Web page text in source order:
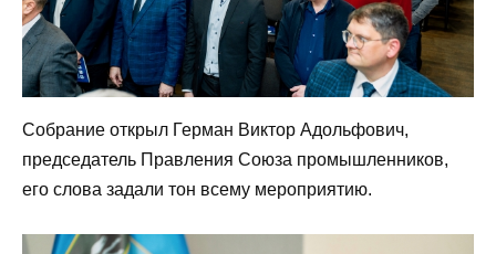
Собрание открыл Герман Виктор Адольфович,
председатель Правления Союза промышленников,
его слова задали тон всему мероприятию.